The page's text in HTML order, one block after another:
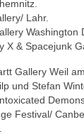
Lahr.
Washington
X & Spacejunk
Gallery Weil
und Stefan
Festival/